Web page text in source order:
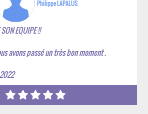
Philippe LAPALUS
EQUIPE !!
avons passé un très bon moment .